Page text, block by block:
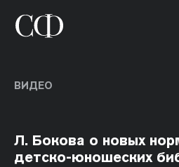
ВИДЕО
Л. Бокова о новых
детско-юношеских